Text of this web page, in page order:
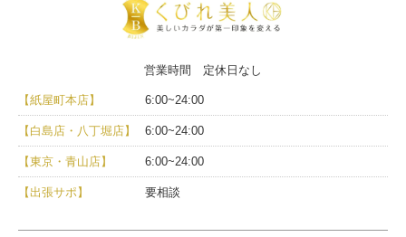
営業時間 定休日なし
【紙屋町本店】 6:00~24:00
【白島店・八丁堀店】 6:00~24:00
【東京・青山店】 6:00~24:00
【出張サポ】 要相談